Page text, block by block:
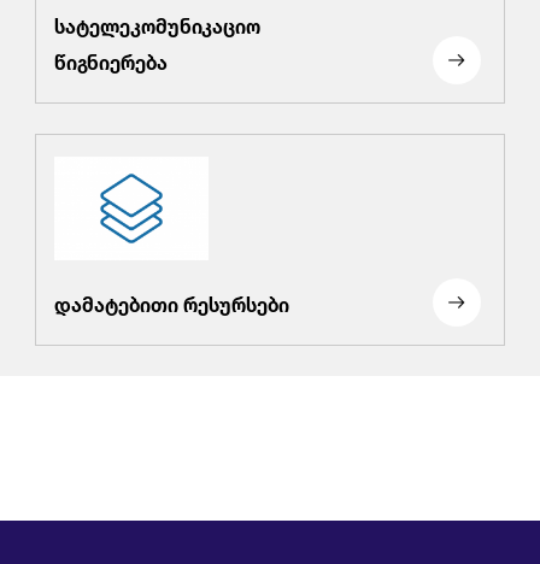
სატელეკომუნიკაციო
წიგნიერება
დამატებითი რესურსები